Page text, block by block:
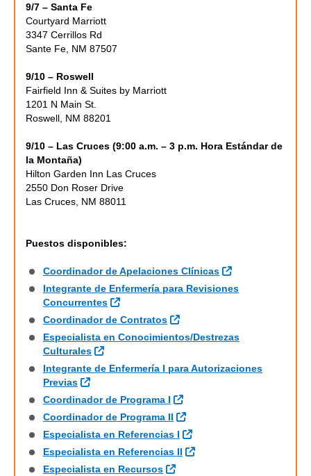
9/7 – Santa Fe
Courtyard Marriott
3347 Cerrillos Rd
Sante Fe, NM 87507
9/10 – Roswell
Fairfield Inn & Suites by Marriott
1201 N Main St.
Roswell, NM 88201
9/10 – Las Cruces (9:00 a.m. – 3 p.m. Hora Estándar de
la Montaña)
Hilton Garden Inn Las Cruces
2550 Don Roser Drive
Las Cruces, NM 88011
Puestos disponibles:
Coordinador de Apelaciones Clínicas
Sitio Externo
Integrante de Enfermería para Revisiones
Concurrentes
Sitio Externo
Coordinador de Contratos
Sitio Externo
Especialista en Conocimientos/Destrezas
Culturales
Sitio Externo
Integrante de Enfermería I para Autorizaciones
Previas
Sitio Externo
Coordinador de Programa I
Sitio Externo
Coordinador de Programa II
Sitio Externo
Especialista en Referencias I
Sitio Externo
Especialista en Referencias II
Sitio Externo
Especialista en Recursos
Sitio Externo